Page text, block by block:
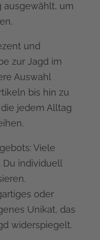
ausgewählt, um
und
zur Jagd im
Auswahl
bis hin zu
jedem Alltag
Viele
Du individuell
oder
Unikat, das
widerspiegelt.